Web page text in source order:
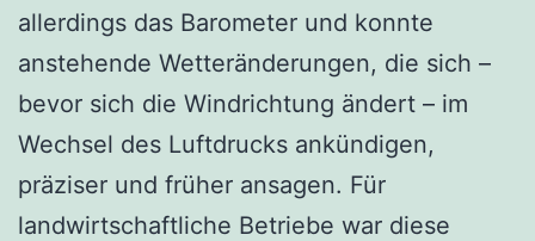
allerdings das Barometer und konnte
anstehende Wetteränderungen, die sich –
bevor sich die Windrichtung ändert – im
Wechsel des Luftdrucks ankündigen,
präziser und früher ansagen. Für
landwirtschaftliche Betriebe war diese